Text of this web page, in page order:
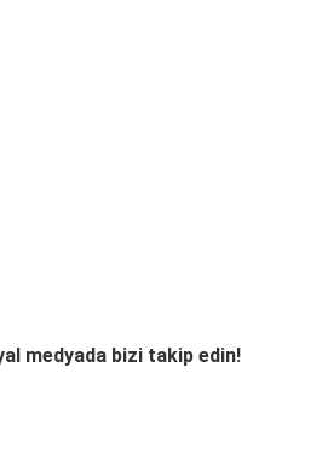
medyada bizi takip edin!